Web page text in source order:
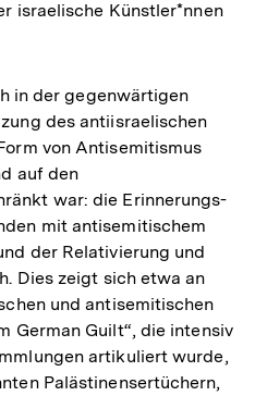
israelische Künstler*nnen
in der gegenwärtigen
des antiisraelischen
von Antisemitismus
auf den
war: die Erinnerungs-
mit antisemitischem
der Relativierung und
Dies zeigt sich etwa an
und antisemitischen
German Guilt“, die intensiv
artikuliert wurde,
Palästinensertüchern,